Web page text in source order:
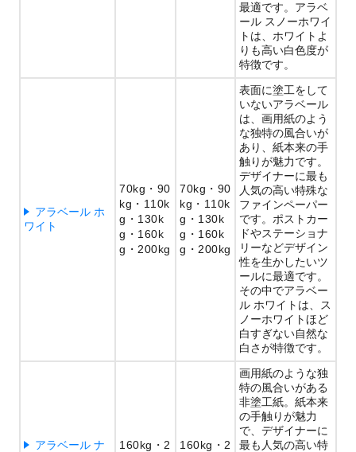
最適です。アラベ
ール スノーホワイ
トは、ホワイトよ
りも高い白色度が
特徴です。
アラベール ホ
ワイト
70kg
90
kg
110k
g
130k
g
160k
g
200kg
70kg
90
kg
110k
g
130k
g
160k
g
200kg
表面に塗工をして
いないアラベール
は、画用紙のよう
な独特の風合いが
あり、紙本来の手
触りが魅力です。
デザイナーに最も
人気の高い特殊な
ファインペーパー
です。ポストカー
ドやステーショナ
リーなどデザイン
性を生かしたいツ
ールに最適です。
その中でアラベー
ル ホワイトは、ス
ノーホワイトほど
白すぎない自然な
白さが特徴です。
アラベール ナ
160kg
2
160kg
2
画用紙のような独
特の風合いがある
非塗工紙。紙本来
の手触りが魅力
で、デザイナーに
最も人気の高い特